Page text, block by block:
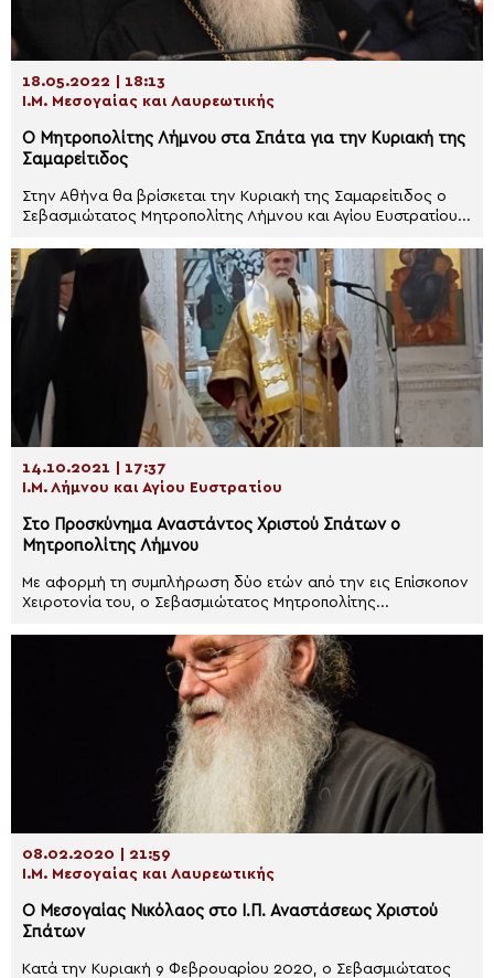
18.05.2022 | 18:13
Ι.Μ. Μεσογαίας και Λαυρεωτικής
Ο Μητροπολίτης Λήμνου στα Σπάτα για την Κυριακή της
Σαμαρείτιδος
Στην Αθήνα θα βρίσκεται την Κυριακή της Σαμαρείτιδος ο
Σεβασμιώτατος Μητροπολίτης Λήμνου και Αγίου Ευστρατίου...
14.10.2021 | 17:37
Ι.Μ. Λήμνου και Αγίου Ευστρατίου
Στο Προσκύνημα Αναστάντος Χριστού Σπάτων ο
Μητροπολίτης Λήμνου
Με αφορμή τη συμπλήρωση δύο ετών από την εις Επίσκοπον
Χειροτονία του, ο Σεβασμιώτατος Μητροπολίτης...
08.02.2020 | 21:59
Ι.Μ. Μεσογαίας και Λαυρεωτικής
Ο Μεσογαίας Νικόλαος στο Ι.Π. Αναστάσεως Χριστού
Σπάτων
Κατά την Κυριακή 9 Φεβρουαρίου 2020, ο Σεβασμιώτατος